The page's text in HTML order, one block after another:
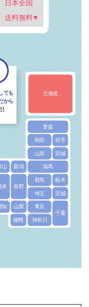
日本全国
送料無料♥
ても
から
北海道
青森
秋田 岩手
山形 宮城
福島
群馬 栃木
埼玉 茨城
東京
千葉
神奈川
山 新潟
阜
長野
知 山梨
静岡